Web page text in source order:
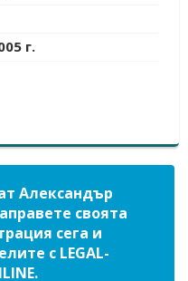
г.
Александър
своята
сега и
с LEGAL-